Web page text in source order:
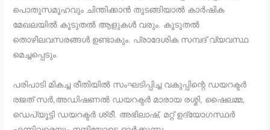
പൊതുസമൂഹവും ചിന്തിക്കാൻ തുടങ്ങിയാൽ കാർഷിക
മേഖലയിൽ കൂടുതൽ ആളുകൾ വരും. കൂടുതൽ
തൊഴിലവസരങ്ങൾ ഉണ്ടാകും. പ്രാദേശിക സമ്പദ് വ്യവസ്ഥ
മെച്ചപ്പെടും.
പരിപാടി മികച്ച രീതിയിൽ സംഘടിപ്പിച്ച വകുപ്പിന്റെ ഡയറക്ടർ
രജത് സർ,അഡിഷണൽ ഡയറക്ടർ മാരായ രശ്മി, ഷൈലമ്മ,
ഡെപ്യൂട്ടി ഡയറക്ടർ ശ്രീ. അഭിലാഷ്, മറ്റ് ഉദ്യോഗസ്ഥർ